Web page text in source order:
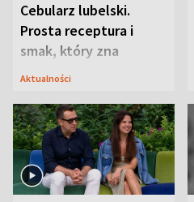
Cebularz lubelski.
Prosta receptura i
smak, który zna
Lubelszczyzna
Aktualności